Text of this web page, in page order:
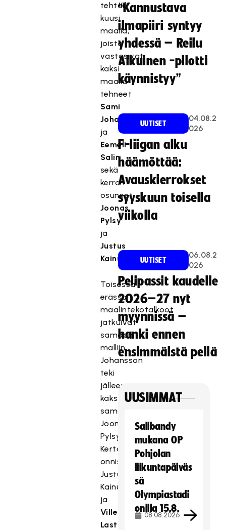
tehtaili
kuusi
maalia,
joista
vastasivat
kaksi
maalia
tehneet
Sami
Johansson
ja
Eemeli
Salin
sekä
kerran
osuneet
Joonas
Pylsy
ja
Justus
Kainulainen.
Toisessa
erässä
maalintekotalkoot
jatkuivat
samaan
malliin.
Johansson
teki
jälleen
kaksi,
samoin
Joonas
Pylsy.
Kertaalleen
onnistuivat
Justus
Kainulainen
ja
Ville
Lastikka.
“Kannustava
ilmapiiri syntyy
yhdessä – Reilu
Aikuinen -pilotti
käynnistyy”
UUTISET
04.08.2
026
F-liigan alku
häämöttää:
Avauskierrokset
syyskuun toisella
viikolla
UUTISET
06.08.2
026
Pelipassit kaudelle
2026–27 nyt
myynnissä –
hanki ennen
ensimmäistä peliä
UUSIMMAT
Salibandy
mukana OP
Pohjolan
liikuntapäiväs
sä
Olympiastadi
onilla 15.8.
08.08.2026